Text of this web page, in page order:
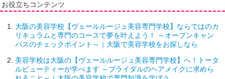
お役立ちコンテンツ
大阪の美容学校【ヴェールルージュ美容専門学校】ならではのカ
リキュラムと専門のコースで夢を叶えよう！ ～オープンキャン
パスのチェックポイント～｜大阪で美容学校をお探しなら
美容学校は大阪の【ヴェールルージュ美容専門学校】へ！トータ
ルビューティーが学べます ～ブライダルのヘアメイクに求めら